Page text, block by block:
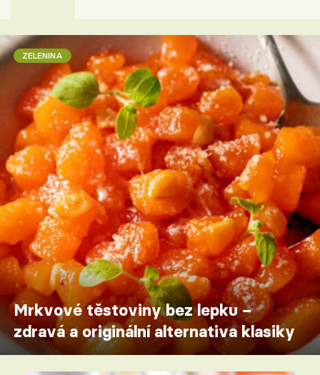
ZELENINA
Mrkvové těstoviny bez lepku –
zdravá a originální alternativa klasiky